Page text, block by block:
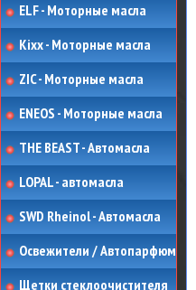
ELF - Моторные масла
Kixx - Моторные масла
ZIC - Моторные масла
ENEOS - Моторные масла
THE BEAST - Автомасла
LOPAL - автомасла
SWD Rheinol - Автомасла
Освежители / Автопарфюм
Щетки стеклоочистителя